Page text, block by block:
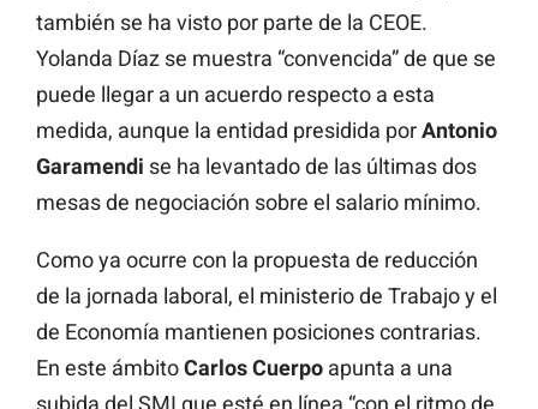
también se ha visto por parte de la CEOE.
Yolanda Díaz se muestra “convencida” de que se
puede llegar a un acuerdo respecto a esta
medida, aunque la entidad presidida porAntonio
Garamendi se ha levantado de las últimas dos
mesas de negociación sobre el salario mínimo.
Como ya ocurre con la propuesta de reducción
de la jornada laboral, el ministerio de Trabajo y el
de Economía mantienen posiciones contrarias.
En este ámbitoCarlos Cuerpo apunta a una
subida del SMI que esté en línea “con el ritmo de